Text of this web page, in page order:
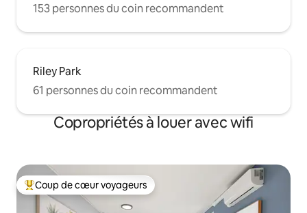
153 personnes du coin recommandent
Riley Park
61 personnes du coin recommandent
Copropriétés à louer avec wifi
Coup de cœur voyageurs parmi les plus aimés
Coup de cœur voyageurs